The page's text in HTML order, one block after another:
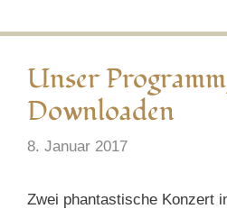
Unser
Downloaden
8. Januar 2017
Zwei phantastische Konzert